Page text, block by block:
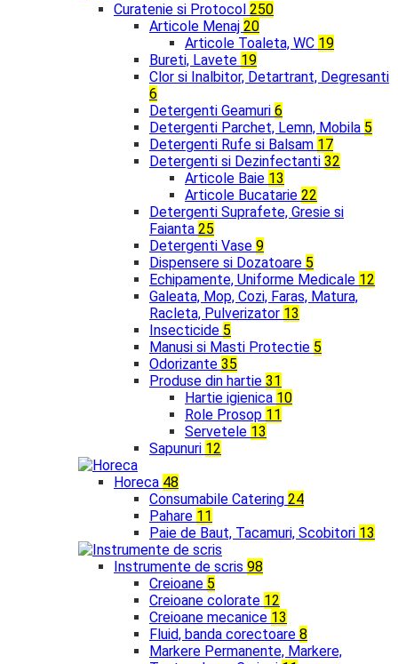
Curatenie si Protocol 250
Articole Menaj 20
Articole Toaleta, WC 19
Bureti, Lavete 19
Clor si Inalbitor, Detartrant, Degresanti
6
Detergenti Geamuri 6
Detergenti Parchet, Lemn, Mobila 5
Detergenti Rufe si Balsam 17
Detergenti si Dezinfectanti 32
Articole Baie 13
Articole Bucatarie 22
Detergenti Suprafete, Gresie si
Faianta 25
Detergenti Vase 9
Dispensere si Dozatoare 5
Echipamente, Uniforme Medicale 12
Galeata, Mop, Cozi, Faras, Matura,
Racleta, Pulverizator 13
Insecticide 5
Manusi si Masti Protectie 5
Odorizante 35
Produse din hartie 31
Hartie igienica 10
Role Prosop 11
Servetele 13
Sapunuri 12
Horeca 48
Consumabile Catering 24
Pahare 11
Paie de Baut, Tacamuri, Scobitori 13
Instrumente de scris 98
Creioane 5
Creioane colorate 12
Creioane mecanice 13
Fluid, banda corectoare 8
Markere Permanente, Markere,